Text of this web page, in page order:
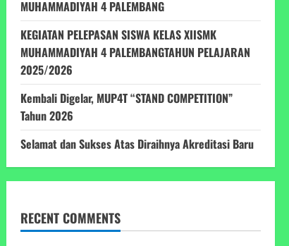
MUHAMMADIYAH 4 PALEMBANG
KEGIATAN PELEPASAN SISWA KELAS XIISMK
MUHAMMADIYAH 4 PALEMBANGTAHUN PELAJARAN
2025/2026
Kembali Digelar, MUP4T “STAND COMPETITION”
Tahun 2026
Selamat dan Sukses Atas Diraihnya Akreditasi Baru
RECENT COMMENTS